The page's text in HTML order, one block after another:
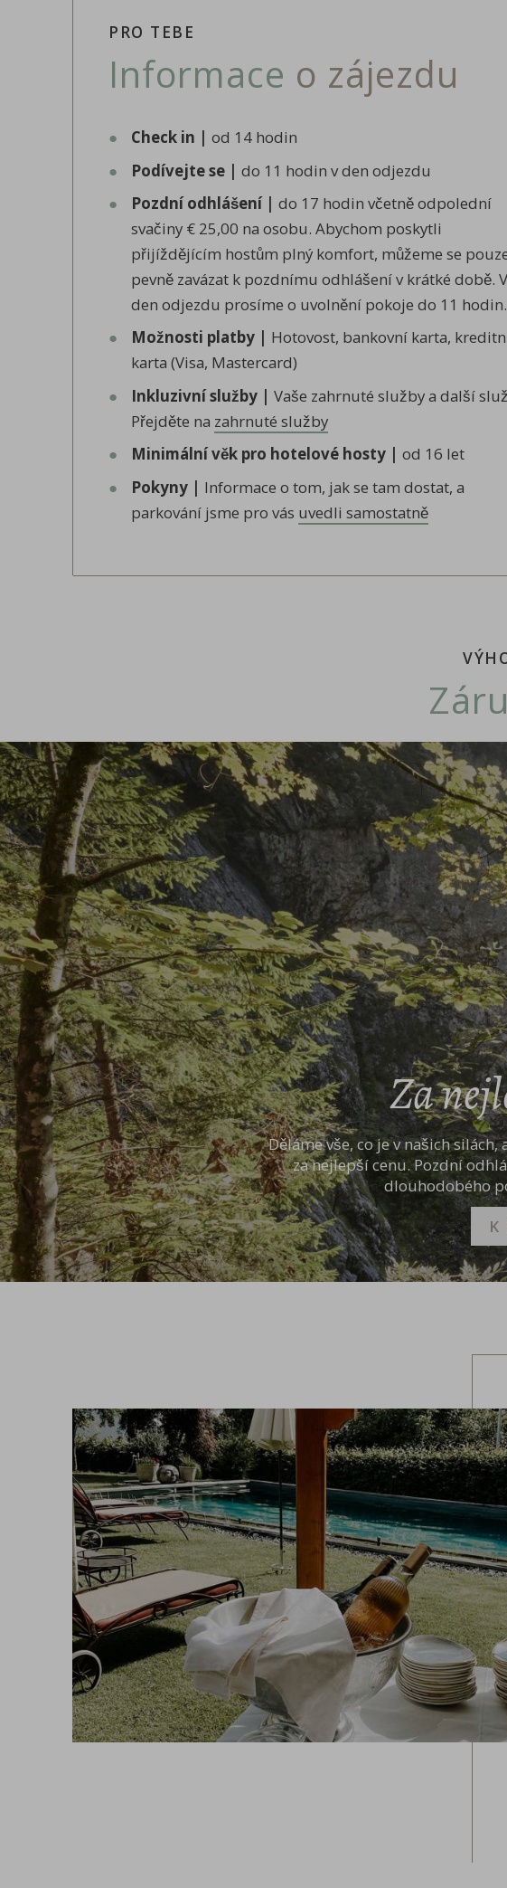
PRO TEBE
Informace o zájezdu
Check in | od 14 hodin
Podívejte se | do 11 hodin v den odjezdu
Pozdní odhlášení | do 17 hodin včetně odpolední
svačiny € 25,00 na osobu. Abychom poskytli
přijíždějícím hostům plný komfort, můžeme se
pevně zavázat k pozdnímu odhlášení v krátké době. V
den odjezdu prosíme o uvolnění pokoje do 11 hodin.
Možnosti platby | Hotovost, bankovní karta,
karta (Visa, Mastercard)
Inkluzivní služby | Vaše zahrnuté služby a další
Přejděte na zahrnuté služby
Minimální věk pro hotelové hosty | od 16 let
Pokyny | Informace o tom, jak se tam dostat, a
parkování jsme pro vás uvedli samostatně
Za
Děláme vše, co je v našich
za nejlepší cenu. Pozdní
dlouhodobého
K